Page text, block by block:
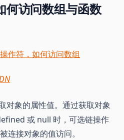
何访问数组与函数
作符，如何访问数组
对象的属性值。通过获取对象
或 null 时，可选链操作
连接对象的值访问。